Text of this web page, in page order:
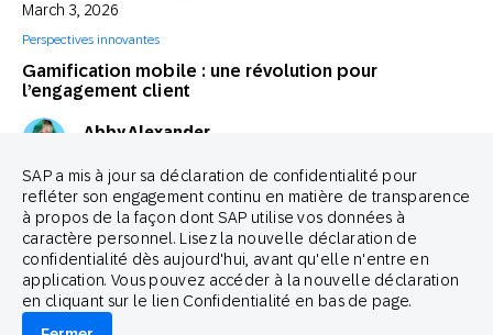
Gamification mobile : une révolution pour
l’engagement client
March 3, 2026
Perspectives innovantes
Abby Alexander
SAP a mis à jour sa déclaration de confidentialité pour
refléter son engagement continu en matière de transparence
à propos de la façon dont SAP utilise vos données à
caractère personnel. Lisez la nouvelle déclaration de
confidentialité dès aujourd'hui, avant qu'elle n'entre en
application. Vous pouvez accéder à la nouvelle déclaration
en cliquant sur le lien Confidentialité en bas de page.